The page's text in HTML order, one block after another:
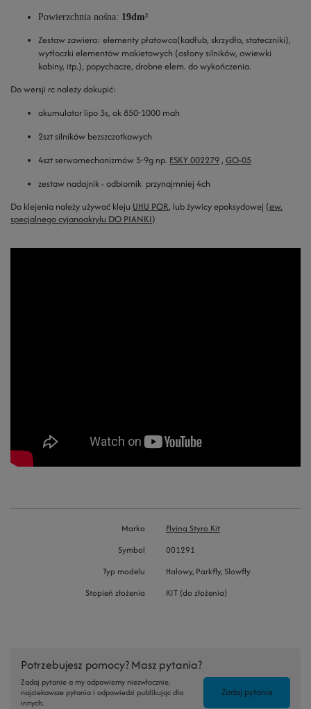
Powierzchnia nośna: 19dm²
Zestaw zawiera: elementy płatowca(kadłub, skrzydło, stateczniki),
wytłoczki elementów makietowych (osłony silników, owiewki
kabiny, itp.), popychacze, drobne elem. do wykończenia.
Do wersji rc należy dokupić:
akumulator lipo 3s, ok 850-1000 mah
2szt silników bezszczotkowych
4szt serwomechanizmów 5-9g np. ESKY 002279 , GO-05
zestaw nadajnik - odbiornik przynajmniej 4ch
Do klejenia należy używać kleju UHU POR, lub żywicy epoksydowej (ew.
specjalnego cyjanoakrylu DO PIANKI)
Marka
Flying Styro Kit
Symbol
001291
Typ modelu
Halowy, Parkfly, Slowfly
Stopień złożenia
KIT (do złożenia)
Potrzebujesz pomocy? Masz pytania?
Zadaj pytanie a my odpowiemy niezwłocznie,
najciekawsze pytania i odpowiedzi publikując dla
innych.
Zadaj pytanie